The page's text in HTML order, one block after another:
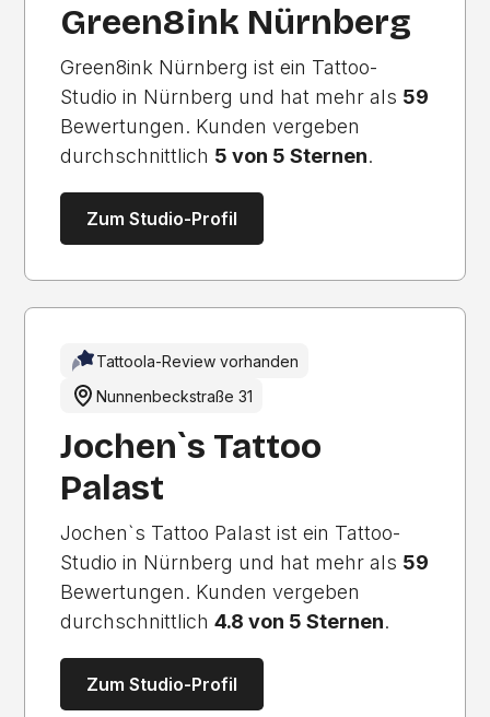
Green8ink Nürnberg
Green8ink Nürnberg ist ein Tattoo-
Studio in Nürnberg und hat mehr als 59
Bewertungen. Kunden vergeben
durchschnittlich 5 von 5 Sternen.
Zum Studio-Profil
Tattoola-Review vorhanden
Nunnenbeckstraße 31
Jochen`s Tattoo
Palast
Jochen`s Tattoo Palast ist ein Tattoo-
Studio in Nürnberg und hat mehr als 59
Bewertungen. Kunden vergeben
durchschnittlich4.8 von 5 Sternen.
Zum Studio-Profil